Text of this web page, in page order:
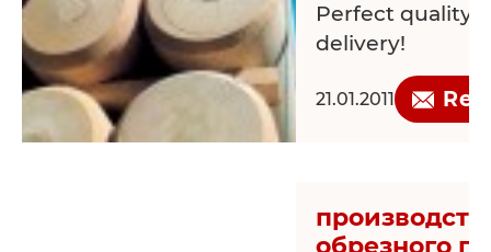
Perfect quality,
delivery!
21.01.2011
обрезного